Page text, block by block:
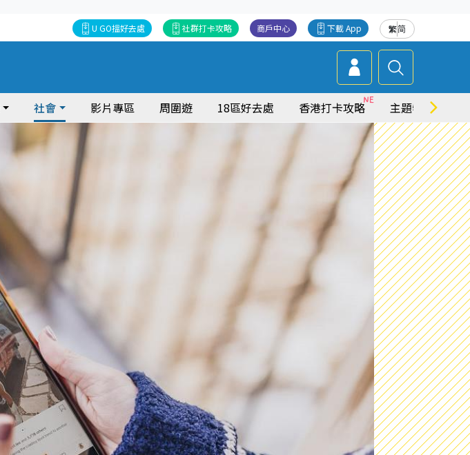
繁简
下載 App
商戶中心
社群打卡攻略
U GO搵好去處
社會 影片專區 周圍遊 18區好去處 香港打卡攻略 主題特集